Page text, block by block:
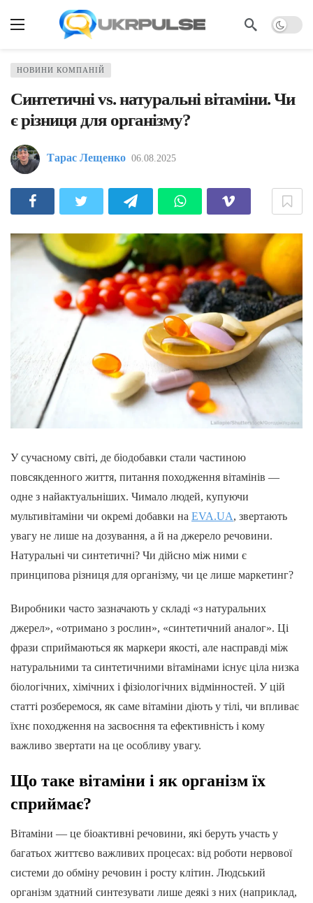
НОВИНИ КОМПАНІЙ
Синтетичні vs. натуральні вітаміни. Чи
є різниця для організму?
Тарас Лещенко 06.08.2025
У сучасному світі, де біодобавки стали частиною
повсякденного життя, питання походження вітамінів —
одне з найактуальніших. Чимало людей, купуючи
мультивітаміни чи окремі добавки на EVA.UA, звертають
увагу не лише на дозування, а й на джерело речовини.
Натуральні чи синтетичні? Чи дійсно між ними є
принципова різниця для організму, чи це лише маркетинг?
Виробники часто зазначають у складі «з натуральних
джерел», «отримано з рослин», «синтетичний аналог». Ці
фрази сприймаються як маркери якості, але насправді між
натуральними та синтетичними вітамінами існує ціла низка
біологічних, хімічних і фізіологічних відмінностей. У цій
статті розберемося, як саме вітаміни діють у тілі, чи впливає
їхнє походження на засвоєння та ефективність і кому
важливо звертати на це особливу увагу.
Що таке вітаміни і як організм їх
сприймає?
Вітаміни — це біоактивні речовини, які беруть участь у
багатьох життєво важливих процесах: від роботи нервової
системи до обміну речовин і росту клітин. Людський
організм здатний синтезувати лише деякі з них (наприклад,